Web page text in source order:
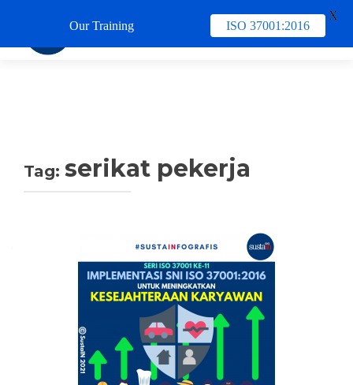
Tag: serikat pekerja
Our Training ISO 37001:2016
X